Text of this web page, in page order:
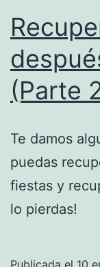
(Parte
Te damos
puedas
fiestas y
lo pierdas!
Publicada el 10